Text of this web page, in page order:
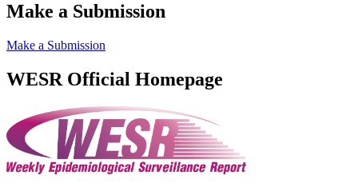
Make a Submission
Make a Submission
WESR Official Homepage